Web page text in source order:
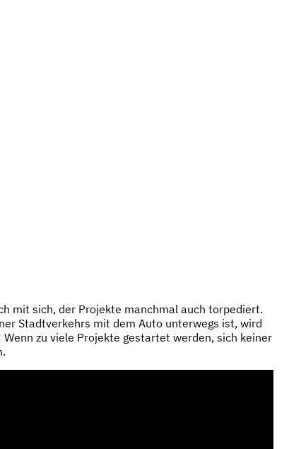
mit sich, der Projekte manchmal auch torpediert.
Stadtverkehrs mit dem Auto unterwegs ist, wird
zu viele Projekte gestartet werden, sich keiner